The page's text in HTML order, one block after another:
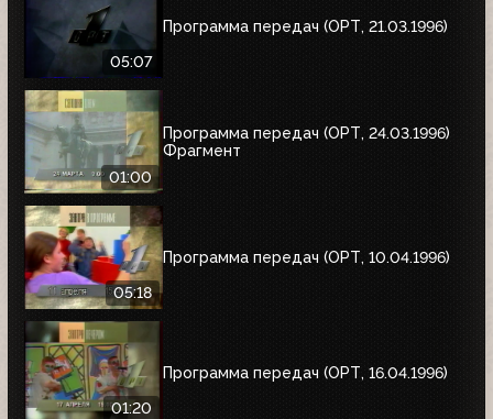
05:07
Программа передач (ОРТ, 21.03.1996)
01:00
Программа передач (ОРТ, 24.03.1996)
Фрагмент
05:18
Программа передач (ОРТ, 10.04.1996)
01:20
Программа передач (ОРТ, 16.04.1996)